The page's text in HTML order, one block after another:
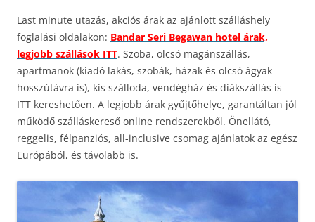
Last minute utazás, akciós árak az ajánlott szálláshely
foglalási oldalakon: Bandar Seri Begawan hotel árak,
legjobb szállások ITT. Szoba, olcsó magánszállás,
apartmanok (kiadó lakás, szobák, házak és olcsó ágyak
hosszútávra is), kis szálloda, vendégház és diákszállás is
ITT kereshetően. A legjobb árak gyűjtőhelye, garantáltan jól
működő szálláskereső online rendszerekből. Önellátó,
reggelis, félpanziós, all-inclusive csomag ajánlatok az egész
Európából, és távolabb is.